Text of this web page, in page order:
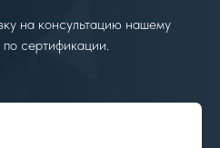
на консультацию нашему
по сертификации.